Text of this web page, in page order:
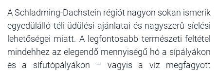
A Schladming-Dachstein régiót nagyon sokan ismerik
egyedülálló téli üdülési ajánlatai és nagyszerû síelési
lehetőségei miatt. A legfontosabb természeti feltétel
mindehhez az elegendő mennyiségű hó a sípályákon
és a sífutópályákon – vagyis a víz megfagyott